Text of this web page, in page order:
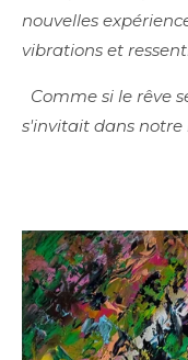
nouvelles
vibrations et
Comme si le rêve
s'invitait dans notre